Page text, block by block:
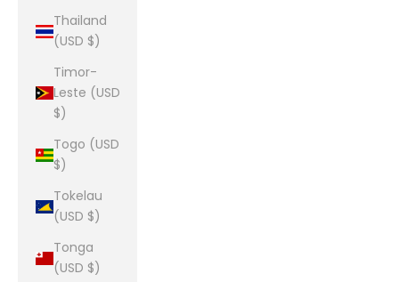
Thailand
(USD $)
Timor-
Leste (USD
$)
Togo (USD
$)
Tokelau
(USD $)
Tonga
(USD $)